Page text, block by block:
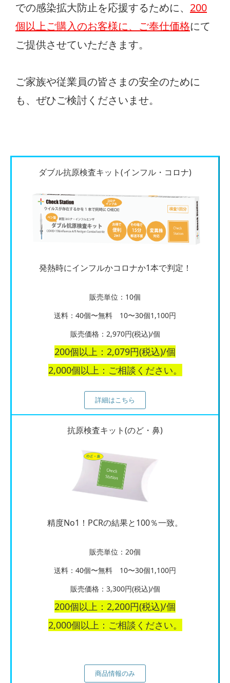
での感染拡大防止を応援するために、 200
個以上ご購入のお客様に、ご奉仕価格にて
ご提供させていただきます。
ご家族や従業員の皆さまの安全のために
も、ぜひご検討くださいませ。
ダブル抗原検査キット(インフル・コロナ)
発熱時にインフルかコロナか1本で判定！
販売単位：10個
送料：40個〜無料 10〜30個1,100円
販売価格：2,970円(税込)/個
200個以上：2,079円(税込)/個
2,000個以上：ご相談ください。
詳細はこちら
抗原検査キット(のど・鼻)
精度No1！PCRの結果と100％一致。
販売単位：20個
送料：40個〜無料 10〜30個1,100円
販売価格：3,300円(税込)/個
200個以上：2,200円(税込)/個
2,000個以上：ご相談ください。
商品情報のみ